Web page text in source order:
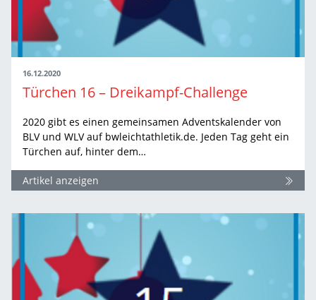
16.12.2020
Türchen 16 – Dreikampf-Challenge
2020 gibt es einen gemeinsamen Adventskalender von
BLV und WLV auf bwleichtathletik.de. Jeden Tag geht ein
Türchen auf, hinter dem…
Artikel anzeigen